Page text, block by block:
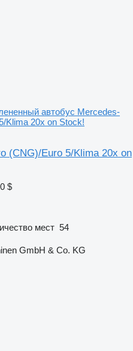
автобус Mercedes-
Klima 20x on Stock!
(CNG)/Euro 5/Klima 20x on
$
мест 54
GmbH & Co. KG